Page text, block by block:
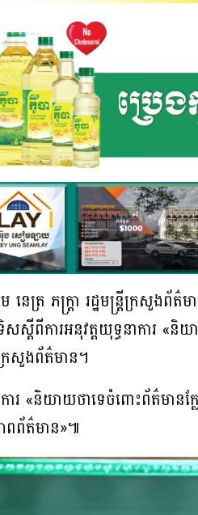
នេត្រ ភក្ត្រា រដ្ឋមន្រ្តីក្រសួង
ស្តីពីការអនុវត្តយុទ្ធនាការ «
រសួងព័ត៌មាន។
ារ «និយាយថាទេចំពោះព័ត៌មានក្
ពព័ត៌មាន»៕